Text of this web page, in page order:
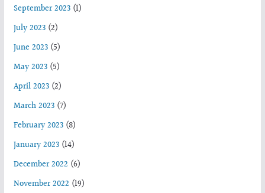
September 2023(1)
July 2023(2)
June 2023(5)
May 2023(5)
April 2023(2)
March 2023(7)
February 2023(8)
January 2023(14)
December 2022 (6)
November 2022 (19)